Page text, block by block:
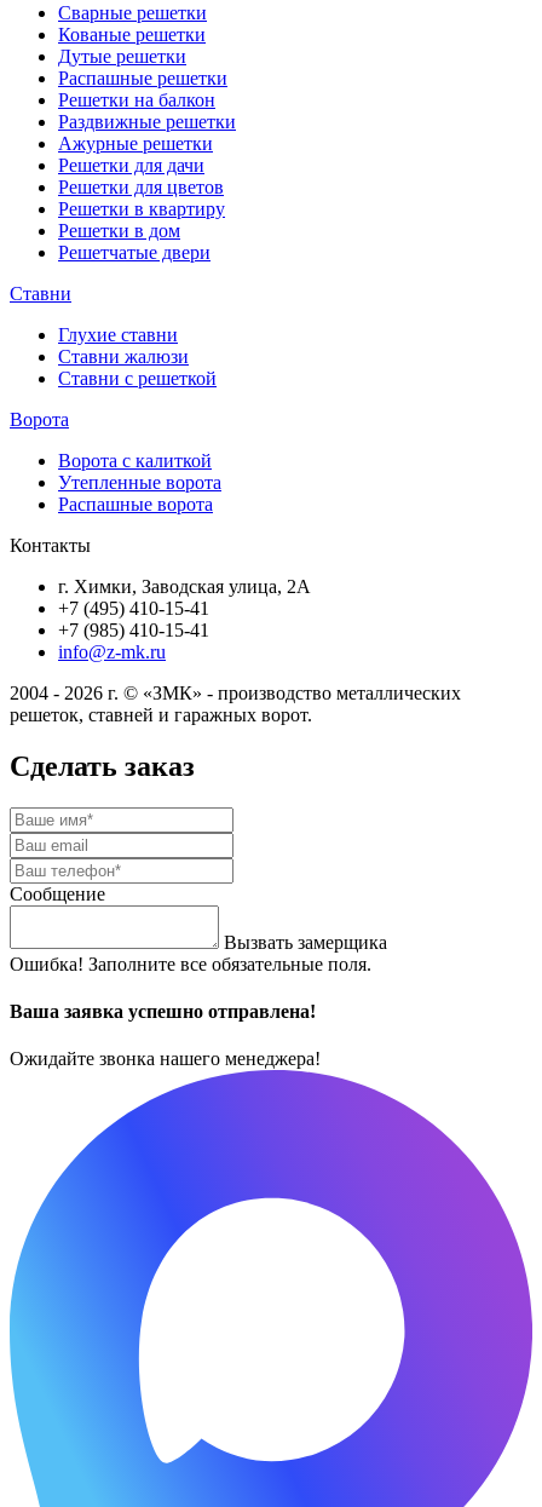
Сварные решетки
Кованые решетки
Дутые решетки
Распашные решетки
Решетки на балкон
Раздвижные решетки
Ажурные решетки
Решетки для дачи
Решетки для цветов
Решетки в квартиру
Решетки в дом
Решетчатые двери
Ставни
Глухие ставни
Ставни жалюзи
Ставни с решеткой
Ворота
Ворота с калиткой
Утепленные ворота
Распашные ворота
Контакты
г. Химки, Заводская улица, 2А
+7 (495) 410-15-41
+7 (985) 410-15-41
info@z-mk.ru
2004 - 2026 г. © «ЗМК» - производство металлических
решеток, ставней и гаражных ворот.
Сделать заказ
Сообщение
Вызвать замерщика
Ошибка! Заполните все обязательные поля.
Ваша заявка успешно отправлена!
Ожидайте звонка нашего менеджера!